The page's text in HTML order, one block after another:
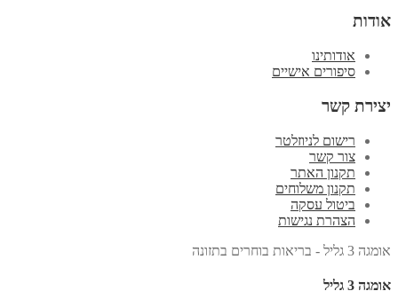
אודות
אודותינו
סיפורים אישיים
יצירת קשר
רישום לניוזלטר
צור קשר
תקנון האתר
תקנון משלוחים
ביטול עסקה
הצהרת נגישות
אומגה 3 גליל - בריאות בוחרים בתזונה
אומגה 3 גליל